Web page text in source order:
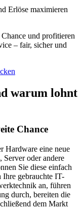
Erlöse maximieren
und profitieren
– fair, sicher und
warum lohnt
Chance
Hardware eine neue
Server oder andere
Sie diese einfach
gebrauchte IT-
an, führen
durch, bereiten die
dem Markt